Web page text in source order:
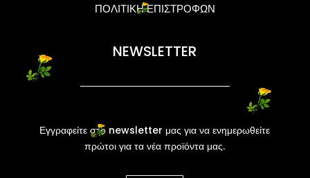
ΠΟΛΙΤΙΚΗ ΕΠΙΣΤΡΟΦΩΝ
NEWSLETTER
Εγγραφείτε στο newsletter μας για να ενημερωθείτε
πρώτοι για τα νέα προϊόντα μας.